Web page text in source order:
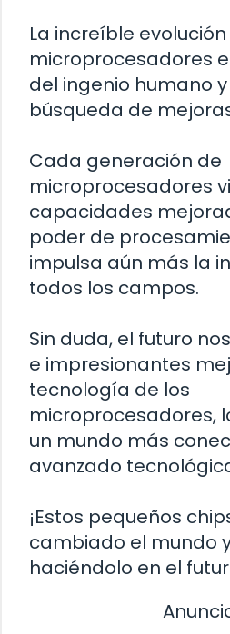
La increíble
microprocesadores
del ingenio humano
búsqueda de
Cada generación de
microprocesadores
capacidades
poder de
impulsa aún más la
todos los campos.
Sin duda, el futuro
e impresionantes
tecnología de los
microprocesadores,
un mundo más
avanzado
¡Estos pequeños
cambiado el mundo
haciéndolo en el